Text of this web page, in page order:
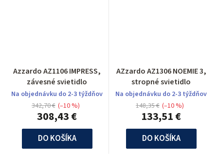
Azzardo AZ1106 IMPRESS,
závesné svietidlo
Na objednávku do 2-3 týždňov
308,43 €
342,70 € (–10 %)
DO KOŠÍKA
AZzardo AZ1306 NOEMIE 3,
stropné svietidlo
Na objednávku do 2-3 týždňov
133,51 €
148,35 € (–10 %)
DO KOŠÍKA